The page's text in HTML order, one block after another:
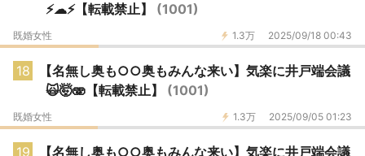
⚡☁⚡【転載禁止】 (1001)
1.3万 2025/09/18 00:43
既婚女性
18
【名無し奥も○○奥もみんな来い】気楽に井戸端会議
🙀🤯🫨【転載禁止】 (1001)
1.3万 2025/09/05 01:23
既婚女性
19
【名無し奥も○○奥もみんな来い】気楽に井戸端会議